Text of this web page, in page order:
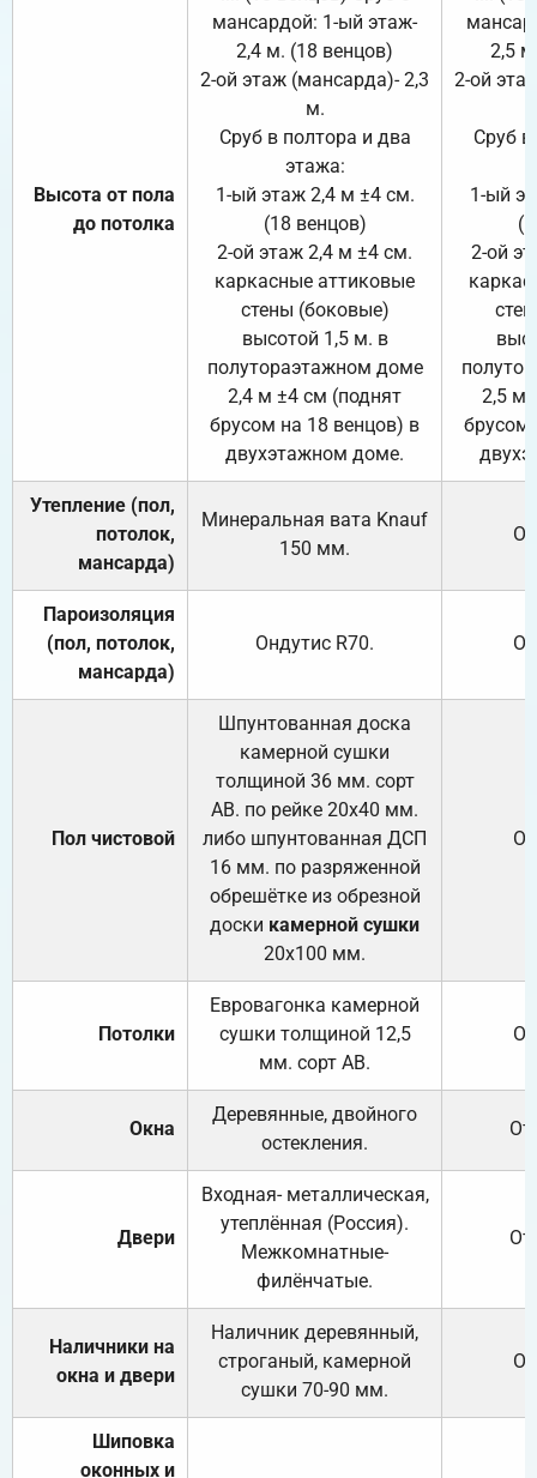
Высота от пола
до потолка
мансардой: 1-ый этаж-
2,4 м. (18 венцов)
2-ой этаж (мансарда)- 2,3
м.
Сруб в полтора и два
этажа:
1-ый этаж 2,4 м ±4 см.
(18 венцов)
2-ой этаж 2,4 м ±4 см.
каркасные аттиковые
стены (боковые)
высотой 1,5 м. в
полутораэтажном доме
2,4 м ±4 см (поднят
брусом на 18 венцов) в
двухэтажном доме.
2,5
2-ой
Сруб
1-ый
2-ой
2,5 м
брусом
Утепление (пол,
потолок,
мансарда)
Минеральная вата Knauf
150 мм.
Пароизоляция
(пол, потолок,
мансарда)
Ондутис R70.
Пол чистовой
Шпунтованная доска
камерной сушки
толщиной 36 мм. сорт
АВ. по рейке 20х40 мм.
либо шпунтованная ДСП
16 мм. по разряженной
обрешётке из обрезной
доски камерной сушки
20х100 мм.
Потолки
Евровагонка камерной
сушки толщиной 12,5
мм. сорт АВ.
Окна
Деревянные, двойного
остекления.
Двери
Входная- металлическая,
утеплённая (Россия).
Межкомнатные-
филёнчатые.
Наличники на
окна и двери
Наличник деревянный,
строганый, камерной
сушки 70-90 мм.
Шиповка
оконных и